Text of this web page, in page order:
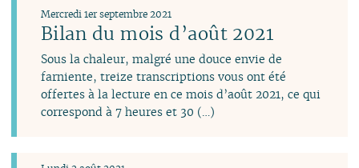
juin
mai
mars
février
octobre
septembre
juillet
juin
mai
février
octobre
septembre
juillet
juin
mai
février
octobre
septembre
juillet
juin
septembre
juillet
juin
mai
août
juin
avril
Bilan du mois d’août 2021
Mercredi 1er septembre 2021
Sous la chaleur, malgré une douce envie de
farniente, treize transcriptions vous ont été
offertes à la lecture en ce mois d’août 2021, ce qui
correspond à 7 heures et 30 (…)